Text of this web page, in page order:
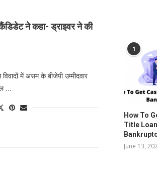
ने कहा- ड्राइवर ने की
में असम के बीजेपी उम्मीदवार
…
1
How To
Title
June 13,